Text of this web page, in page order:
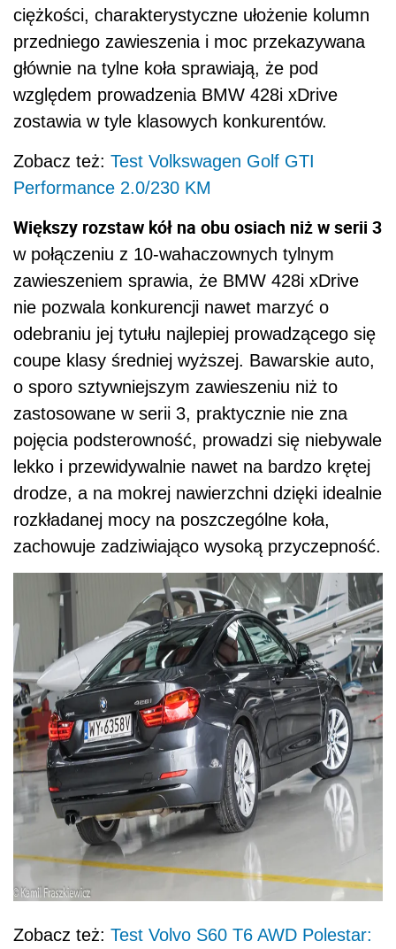
ciężkości, charakterystyczne ułożenie kolumn
przedniego zawieszenia i moc przekazywana
głównie na tylne koła sprawiają, że pod
względem prowadzenia BMW 428i xDrive
zostawia w tyle klasowych konkurentów.
Zobacz też: Test Volkswagen Golf GTI
Performance 2.0/230 KM
Większy rozstaw kół na obu osiach niż w serii 3
w połączeniu z 10-wahaczownych tylnym
zawieszeniem sprawia, że BMW 428i xDrive
nie pozwala konkurencji nawet marzyć o
odebraniu jej tytułu najlepiej prowadzącego się
coupe klasy średniej wyższej. Bawarskie auto,
o sporo sztywniejszym zawieszeniu niż to
zastosowane w serii 3, praktycznie nie zna
pojęcia podsterowność, prowadzi się niebywale
lekko i przewidywalnie nawet na bardzo krętej
drodze, a na mokrej nawierzchni dzięki idealnie
rozkładanej mocy na poszczególne koła,
zachowuje zadziwiająco wysoką przyczepność.
Zobacz też: Test Volvo S60 T6 AWD Polestar: